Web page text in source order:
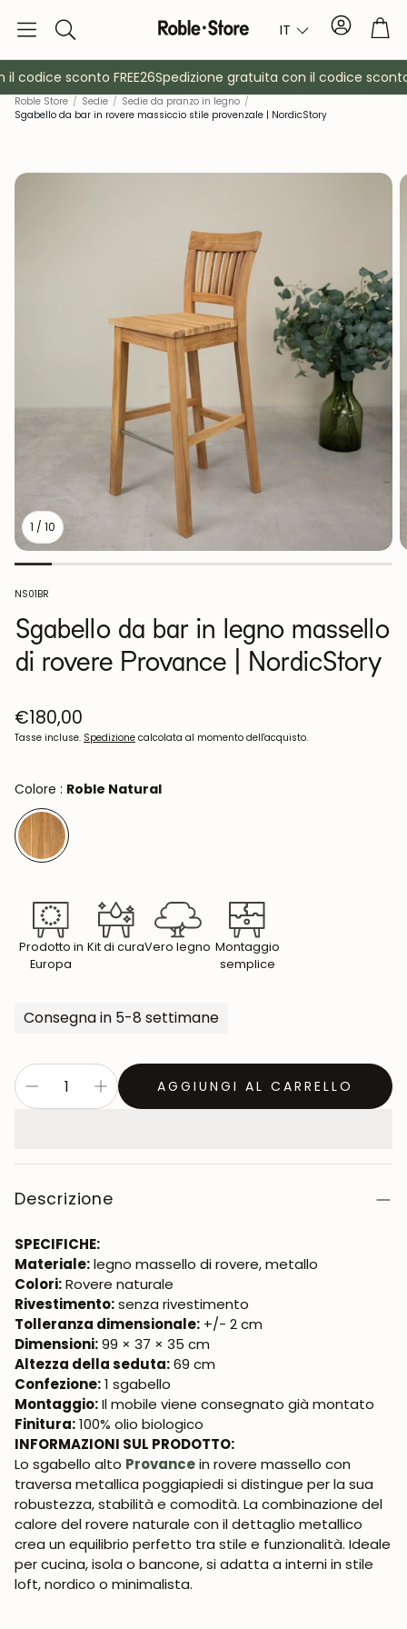
Ricerca IT Conto
Credenze Console
Armadietti
Appendiabiti Mobili
sconto FREE26Spedizione gratuita con il codice sconto
Roble Store / Sedie / Sedie da pranzo in legno /
Sgabello da bar in rovere massiccio stile provenzale | NordicStory
1 / 10
SKU:
NS01BR
Sgabello da bar in legno massello
di rovere Provance | NordicStory
Prezzo
normale
€180,00
Tasse incluse. Spedizione calcolata al momento dell'acquisto.
Colore : Roble Natural
Prodotto in
Europa
Kit di curaVero legno Montaggio
semplice
Consegna in 5-8 settimane
AGGIUNGI AL CARRELLO
Descrizione
SPECIFICHE:
Materiale:legno massello di rovere, metallo
Colori:Rovere naturale
Rivestimento:senza rivestimento
Tolleranza dimensionale: +/- 2 cm
Dimensioni:99 × 37 × 35 cm
Altezza della seduta:69 cm
Confezione:1 sgabello
Montaggio:Il mobile viene consegnato già montato
Finitura:100% olio biologico
INFORMAZIONI SUL PRODOTTO:
Lo sgabello alto Provancein rovere massello con
traversa metallica poggiapiedi si distingue per la sua
robustezza, stabilità e comodità. La combinazione del
calore del rovere naturale con il dettaglio metallico
crea un equilibrio perfetto tra stile e funzionalità. Ideale
per cucina, isola o bancone, si adatta a interni in stile
loft, nordico o minimalista.